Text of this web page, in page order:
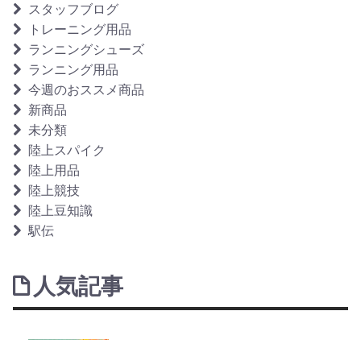
スタッフブログ
トレーニング用品
ランニングシューズ
ランニング用品
今週のおススメ商品
新商品
未分類
陸上スパイク
陸上用品
陸上競技
陸上豆知識
駅伝
人気記事